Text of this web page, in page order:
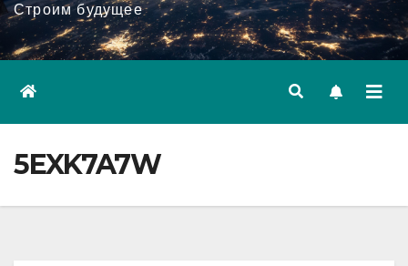
Строим будущее
5EXK7A7W